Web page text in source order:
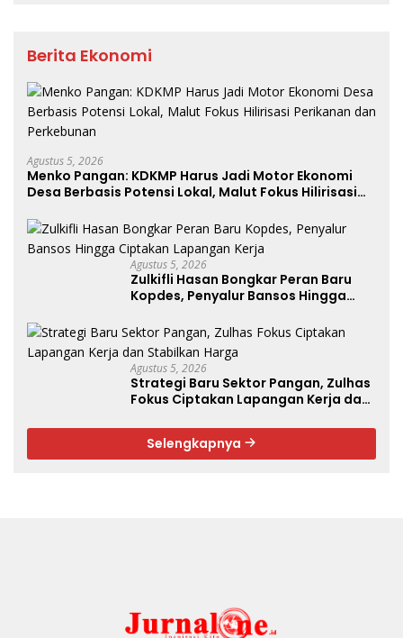
Berita Ekonomi
Agustus 5, 2026
Menko Pangan: KDKMP Harus Jadi Motor Ekonomi
Desa Berbasis Potensi Lokal, Malut Fokus Hilirisasi
Agustus 5, 2026
Zulkifli Hasan Bongkar Peran Baru
Kopdes, Penyalur Bansos Hingga
Agustus 5, 2026
Strategi Baru Sektor Pangan, Zulhas
Fokus Ciptakan Lapangan Kerja dan
Selengkapnya